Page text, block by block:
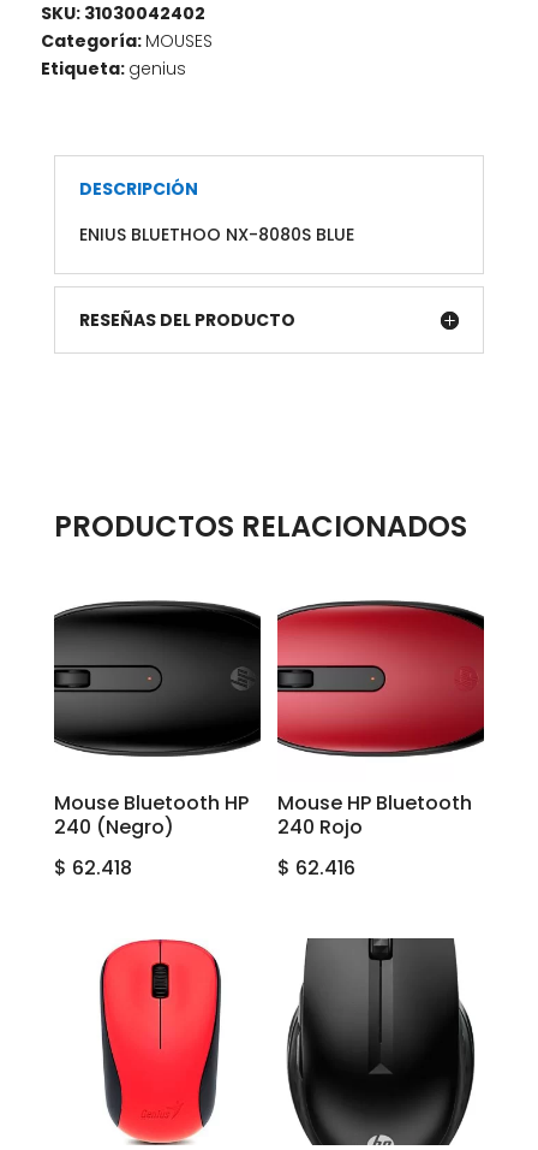
SKU: 31030042402
Categoría: MOUSES
Etiqueta: genius
DESCRIPCIÓN
ENIUS BLUETHOO NX-8080S BLUE
RESEÑAS DEL PRODUCTO
PRODUCTOS RELACIONADOS
Mouse Bluetooth HP
240 (Negro)
$ 62.418
Mouse HP Bluetooth
240 Rojo
$ 62.416